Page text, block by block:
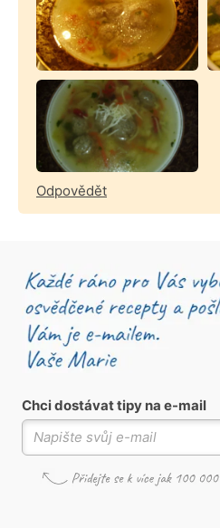
Odpovědět
Chci dostávat tipy na e-mail